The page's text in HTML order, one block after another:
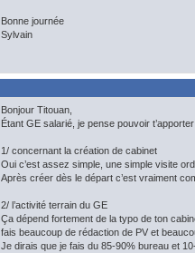
Bonne journée
Sylvain
Bonjour Titouan,
Étant GE salarié, je pense pouvoir
1/ concernant la création de cabinet
Oui c’est assez simple, une simple visite
Après créer dès le départ c’est vraiment
2/ l’activité terrain du GE
Ça dépend fortement de la typo de ton
fais beaucoup de rédaction de PV et
Je dirais que je fais du 85-90% bureau et